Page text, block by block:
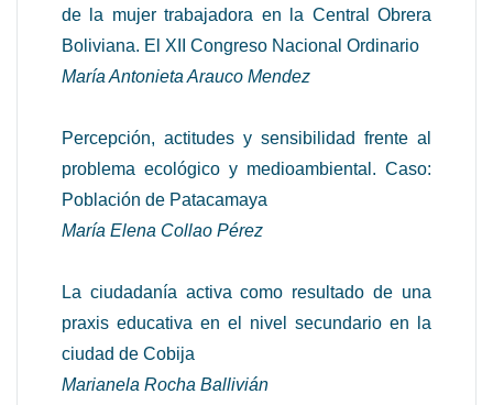
de la mujer trabajadora en la Central Obrera
Boliviana. El XII Congreso Nacional Ordinario
María Antonieta Arauco Mendez
Percepción, actitudes y sensibilidad frente al
problema ecológico y medioambiental. Caso:
Población de Patacamaya
María Elena Collao Pérez
La ciudadanía activa como resultado de una
praxis educativa en el nivel secundario en la
ciudad de Cobija
Marianela Rocha Ballivián